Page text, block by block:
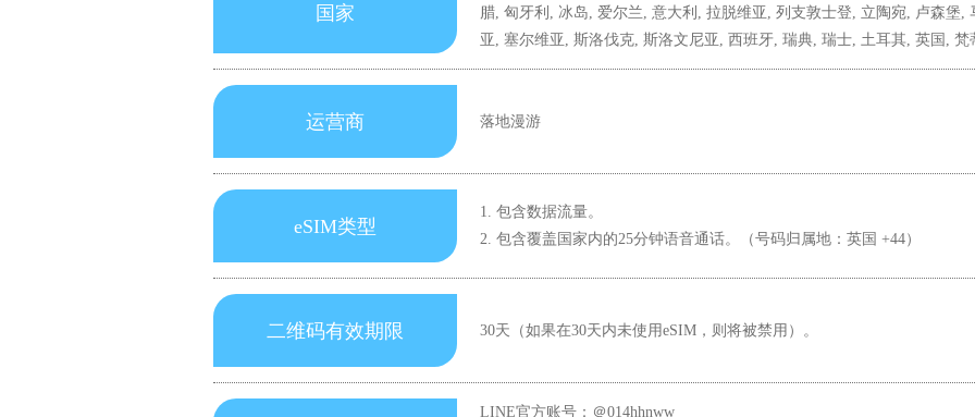
国家
腊, 匈牙利, 冰岛, 爱尔兰, 意大利, 拉脱维亚, 列支敦士登, 立陶宛, 卢森堡
亚, 塞尔维亚, 斯洛伐克, 斯洛文尼亚, 西班牙, 瑞典, 瑞士, 土耳其, 英国, 梵
运营商 落地漫游
eSIM类型
1. 包含数据流量。
2. 包含覆盖国家内的25分钟语音通话。（号码归属地：英国 +44）
二维码有效期限 30天（如果在30天内未使用eSIM，则将被禁用）。
LINE官方账号：＠014hhnww